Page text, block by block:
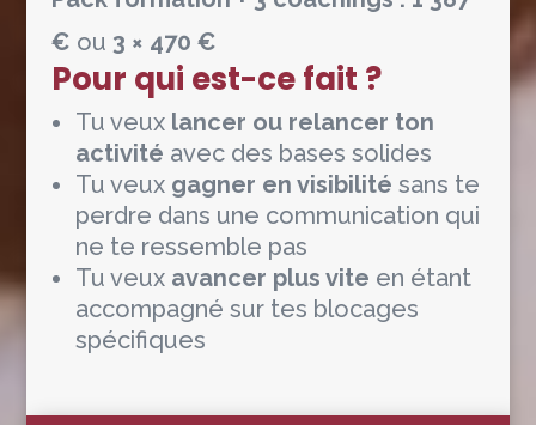
€ ou 3 × 470 €
Pour qui est-ce fait ?
Tu veux lancer ou relancer ton
activité avec des bases solides
Tu veux gagner en visibilité sans te
perdre dans une communication qui
ne te ressemble pas
Tu veux avancer plus vite en étant
accompagné sur tes blocages
spécifiques